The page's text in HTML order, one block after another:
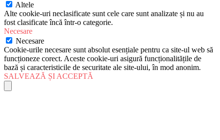
Altele
Alte cookie-uri neclasificate sunt cele care sunt analizate și nu au
fost clasificate încă într-o categorie.
Necesare
Necesare
Cookie-urile necesare sunt absolut esențiale pentru ca site-ul web să
funcționeze corect. Aceste cookie-uri asigură funcționalitățile de
bază și caracteristicile de securitate ale site-ului, în mod anonim.
SALVEAZĂ ȘI ACCEPTĂ